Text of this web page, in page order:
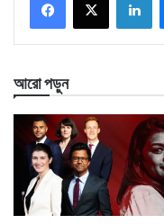
আরো পড়ুন